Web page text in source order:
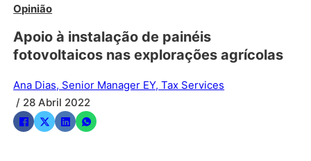
Opinião
Apoio à instalação de painéis
fotovoltaicos nas explorações agrícolas
Ana Dias, Senior Manager EY, Tax Services
/ 28 Abril 2022